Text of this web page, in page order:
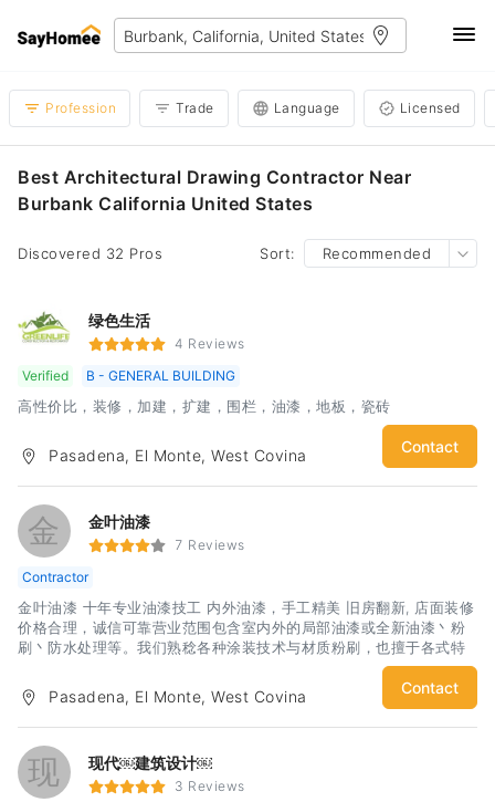
Profession Trade Language Licensed
Best Architectural Drawing Contractor Near
Burbank California United States
Discovered 32 Pros Sort: Recommended
绿色生活
4 Reviews
Verified
B - GENERAL BUILDING
高性价比，装修，加建，扩建，围栏，油漆，地板，瓷砖
Pasadena, El Monte, West Covina Contact
金 金叶油漆
7 Reviews
Contractor
金叶油漆 十年专业油漆技工 内外油漆，手工精美 旧房翻新, 店面装修
价格合理，诚信可靠营业范围包含室内外的局部油漆或全新油漆丶粉
刷丶防水处理等。我们熟稔各种涂装技术与材质粉刷，也擅于各式特
殊漆与壁癌处理，不论住家丶康斗丶办公大楼丶商业丶工业丶旅馆或
公寓，我们拥有专业施工人员为您服务。金叶油漆 还有高额的保险以
及专业的加州执照，确保工程的品质以及施工的保障， 我们能保证提
供完善的处理，给予您最大的安心与信任。专业负责，并免费为您估
价, 请欢迎与我们连系张 : (626) 666-5888
Pasadena, El Monte, West Covina Contact
现 现代￼建筑设计￼
3 Reviews